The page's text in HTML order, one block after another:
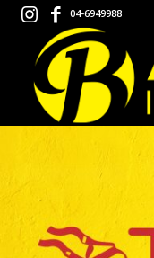
04-6949988